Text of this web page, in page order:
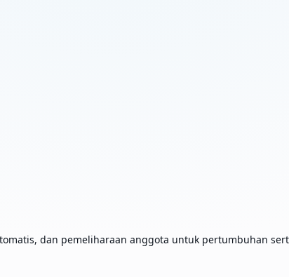
dan pemeliharaan anggota untuk pertumbuhan